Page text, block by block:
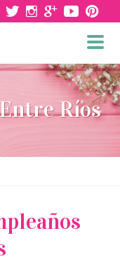
Ríos